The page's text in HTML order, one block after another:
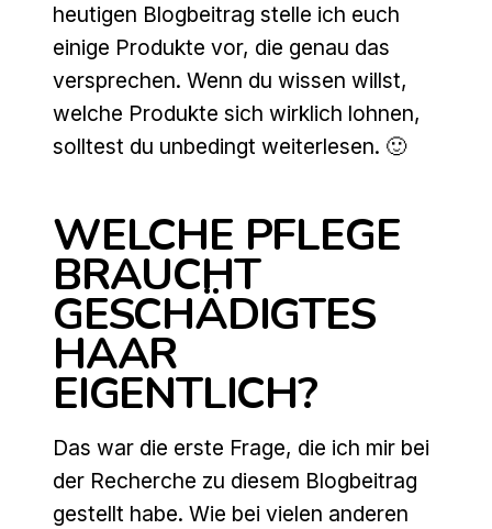
heutigen Blogbeitrag stelle ich euch
einige Produkte vor, die genau das
versprechen. Wenn du wissen willst,
welche Produkte sich wirklich lohnen,
solltest du unbedingt weiterlesen. 🙂
WELCHE PFLEGE
BRAUCHT
GESCHÄDIGTES
HAAR
EIGENTLICH?
Das war die erste Frage, die ich mir bei
der Recherche zu diesem Blogbeitrag
gestellt habe. Wie bei vielen anderen